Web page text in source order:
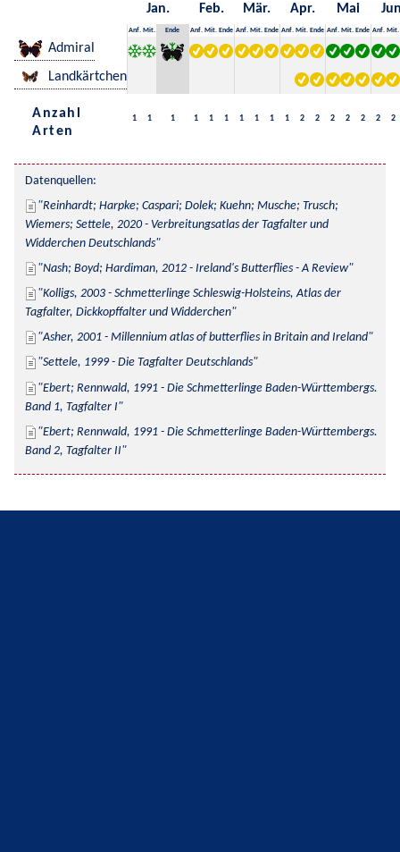
Jan. Feb. Mär. Apr. Mai
Anf. Mit. Ende Anf. Mit. Ende Anf. Mit. Ende Anf. Mit. Ende Anf. Mit. Ende Anf. Mit.
Admiral
Landkärtchen
Anzahl
Arten
1 1 1 1 1 1 1 1 1 1 2 2 2 2 2 2 2
Datenquellen:
Reinhardt; Harpke; Caspari; Dolek; Kuehn; Musche; Trusch;
Wiemers; Settele, 2020 - Verbreitungsatlas der Tagfalter und
Widderchen Deutschlands
Nash; Boyd; Hardiman, 2012 - Ireland's Butterflies - A Review
Kolligs, 2003 - Schmetterlinge Schleswig-Holsteins, Atlas der
Tagfalter, Dickkopffalter und Widderchen
Asher, 2001 - Millennium atlas of butterflies in Britain and Ireland
Settele, 1999 - Die Tagfalter Deutschlands
Ebert; Rennwald, 1991 - Die Schmetterlinge Baden-Württembergs.
Band 1, Tagfalter I
Ebert; Rennwald, 1991 - Die Schmetterlinge Baden-Württembergs.
Band 2, Tagfalter II